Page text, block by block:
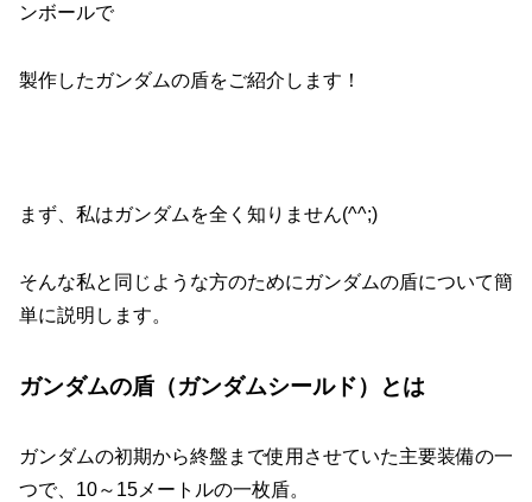
ンボールで
製作したガンダムの盾をご紹介します！
まず、私はガンダムを全く知りません(^^;)
そんな私と同じような方のためにガンダムの盾について簡
単に説明します。
ガンダムの盾（ガンダムシールド）とは
ガンダムの初期から終盤まで使用させていた主要装備の一
つで、10～15メートルの一枚盾。